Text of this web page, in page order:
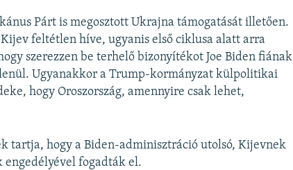
Párt is megosztott Ukrajna támogatását illetően.
feltétlen híve, ugyanis első ciklusa alatt arra
szerezzen be terhelő bizonyítékot Joe Biden fiának
Ugyanakkor a Trump-kormányzat külpolitikai
hogy Oroszország, amennyire csak lehet,
tartja, hogy a Biden-adminisztráció utolsó, Kijevnek
engedélyével fogadták el.